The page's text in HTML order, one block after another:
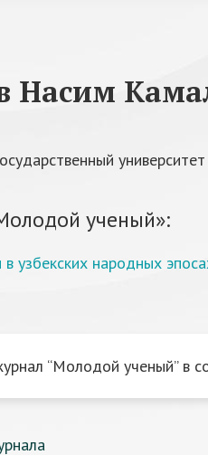
Насим
ученый»:
в узбекских народных
“Молодой ученый” в